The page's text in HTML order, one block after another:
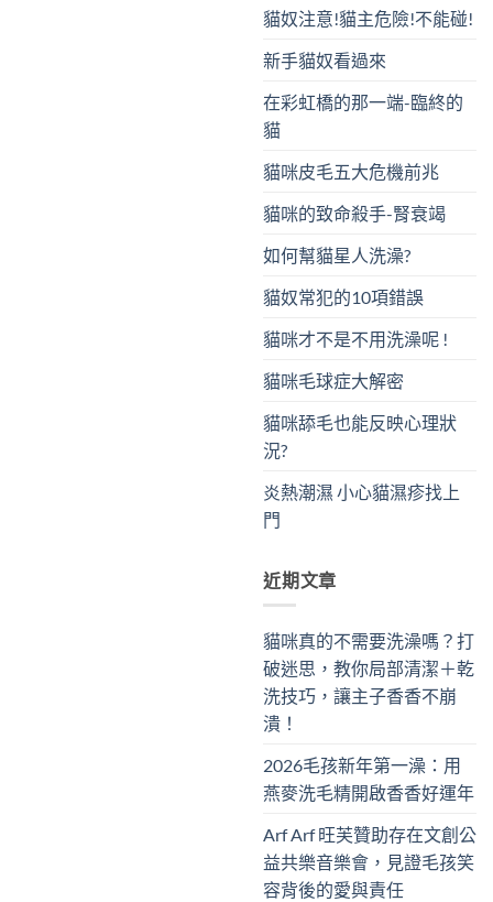
貓奴注意!貓主危險!不能碰!
新手貓奴看過來
在彩虹橋的那一端-臨終的
貓
貓咪皮毛五大危機前兆
貓咪的致命殺手-腎衰竭
如何幫貓星人洗澡?
貓奴常犯的10項錯誤
貓咪才不是不用洗澡呢 !
貓咪毛球症大解密
貓咪舔毛也能反映心理狀
況?
炎熱潮濕 小心貓濕疹找上
門
近期文章
貓咪真的不需要洗澡嗎？打
破迷思，教你局部清潔＋乾
洗技巧，讓主子香香不崩
潰！
2026毛孩新年第一澡：用
燕麥洗毛精開啟香香好運年
Arf Arf 旺芙贊助存在文創公
益共樂音樂會，見證毛孩笑
容背後的愛與責任